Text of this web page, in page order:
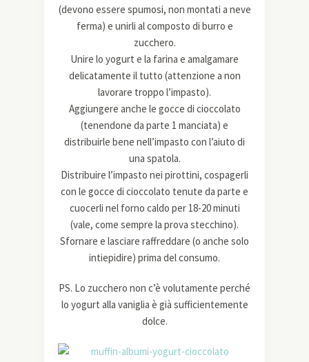
(devono essere spumosi, non montati a neve
ferma) e unirli al composto di burro e
zucchero.
Unire lo yogurt e la farina e amalgamare
delicatamente il tutto (attenzione a non
lavorare troppo l’impasto).
Aggiungere anche le gocce di cioccolato
(tenendone da parte 1 manciata) e
distribuirle bene nell’impasto con l’aiuto di
una spatola.
Distribuire l’impasto nei pirottini, cospagerli
con le gocce di cioccolato tenute da parte e
cuocerli nel forno caldo per 18-20 minuti
(vale, come sempre la prova stecchino).
Sfornare e lasciare raffreddare (o anche solo
intiepidire) prima del consumo.
PS. Lo zucchero non c’è volutamente perché
lo yogurt alla vaniglia è già sufficientemente
dolce.